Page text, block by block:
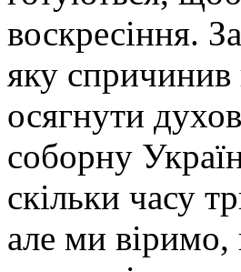
воскресіння.
яку
осягнути
соборну
скільки часу
але ми віримо,